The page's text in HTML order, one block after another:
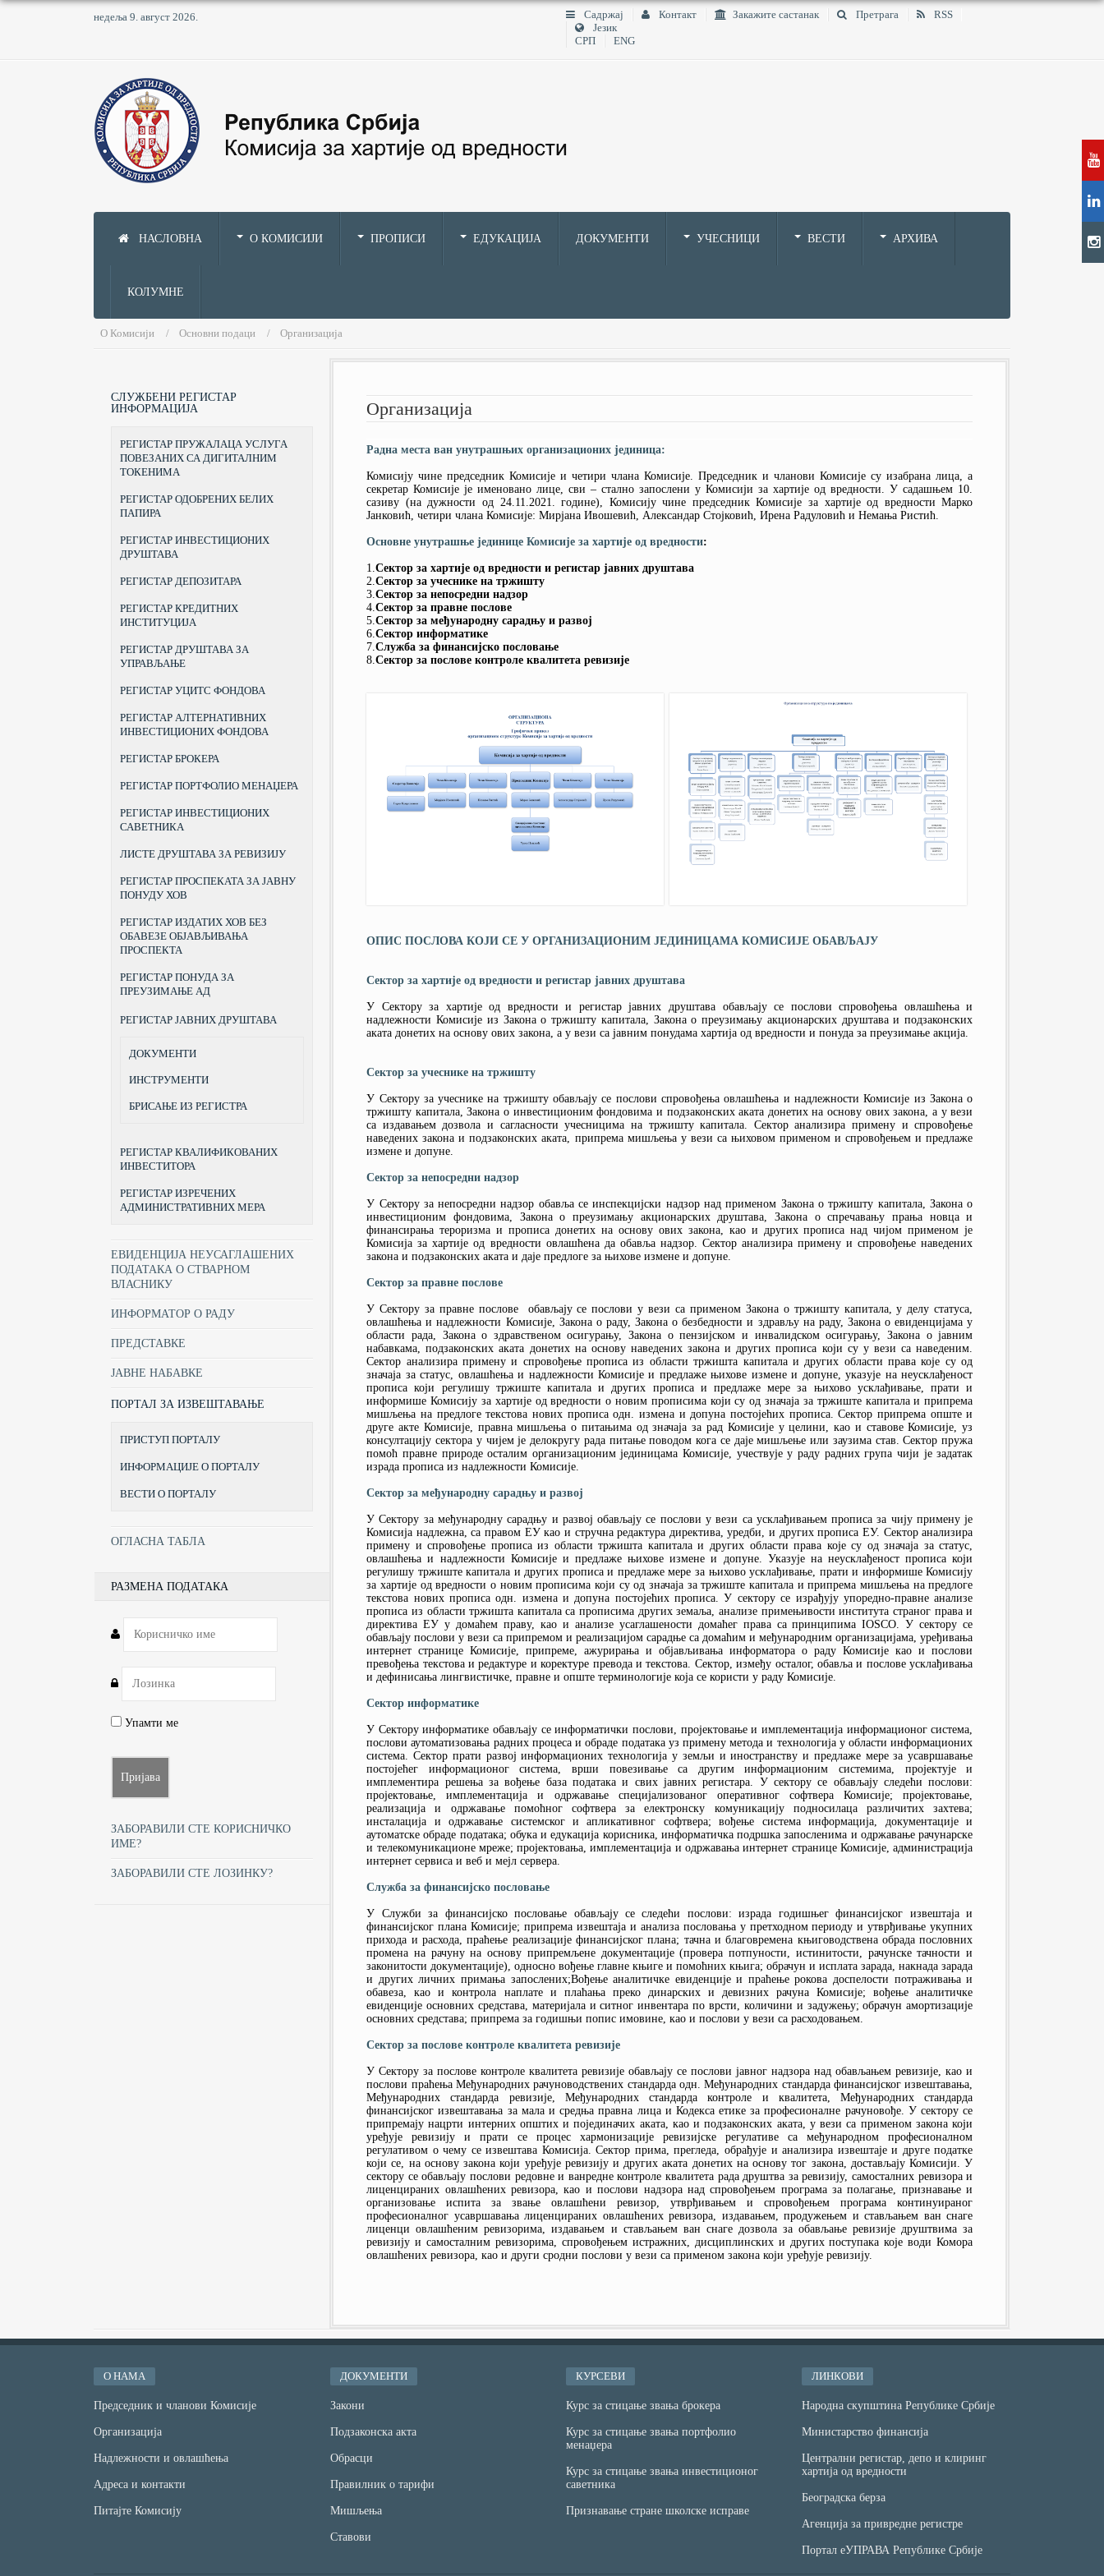
недеља 9. август 2026. Садржај Контакт Закажите састанак Претрага
RSS
Језик
СРП
ENG
НАСЛОВНА О КОМИСИЈИ
ОРГАНИЗАЦИЈА
КОМИСИЈЕ
САЗИВИ
ИСТОРИЈАТ
АДРЕСА И КОНТАКТИ
ПРАВИЛНИК О ПОСЛОВНОМ
ПОНАШАЊУ
СВИ АКТИ
МАНИВАЛ
ГЛОБАЛНИ ДОГОВОР УН У
СРБИЈИ
ПРОПИСИ
ПОДЗАКОНСКА АКТА
ОБРАСЦИ
ЈАВНЕ ОПОМЕНЕ
ЕДУКАЦИЈА
КУРС ЗА СТИЦАЊЕ ЗВАЊА
КУРС ЗА СТИЦАЊЕ ЗВАЊА
ИНВЕСТИЦИОНОГ САВЕТНИКА
ПРИЗНАВАЊЕ СТРАНЕ ШКОЛСКЕ
ПРАВИЛНИК О СТИЦАЊУ ЗВАЊА
И ДАВАЊУ ДОЗВОЛЕ ЗА
ИНВЕСТИЦИОНОГ САВЕТНИКА И
ПОРТФОЛИО МЕНАЏЕРА
КАКО ИЗБЕЋИ ПРЕВАРЕ?
ПРЕДСТАВКЕ
ПУБЛИКАЦИЈЕ
ДОКУМЕНТИ УЧЕСНИЦИ
ЦЕНТРАЛНИ РЕГИСТАР ХАРТИЈА
ОД ВРЕДНОСТИ
ДРУШТВА ЗА УПРАВЉАЊЕ
ИНВЕСТИЦИОНИМ ФОНДОВИМА
ВЕСТИ АРХИВА
КОЛУМНЕ
О Комисији Основни подаци Организација
Организација
Радна места ван унутрашњих организационих јединица:
Комисију чине председник Комисије и четири члана Комисије. Председник и чланови Комисије су изабрана лица, а
секретар Комисије је именовано лице, сви – стално запослени у Комисији за хартије од вредности. У садашњем 10.
сазиву (на дужности од 24.11.2021. године), Комисију чине председник Комисије за хартије од вредности Марко
Јанковић, четири члана Комисије: Мирјана Ивошевић, Александар Стојковић, Ирена Радуловић и Немања Ристић.
Основне унутрашње јединице Комисије за хартије од вредности:
1.Сектор за хартије од вредности и регистар јавних друштава
2.Сектор за учеснике на тржишту
3.Сектор за непосредни надзор
4.Сектор за правне послове
5.Сектор за међународну сарадњу и развој
6.Сектор информатике
7.Служба за финансијско пословање
8.Сектор за послове контроле квалитета ревизије
ОПИС ПОСЛОВА КОЈИ СЕ У ОРГАНИЗАЦИОНИМ ЈЕДИНИЦАМА КОМИСИЈЕ ОБАВЉАЈУ
Сектор за хартије од вредности и регистар јавних друштава
У Сектору за хартије од вредности и регистар јавних друштава обављају се послови спровођења овлашћења и
надлежности Комисије из Закона о тржишту капитала, Закона о преузимању акционарских друштава и подзаконских
аката донетих на основу ових закона, а у вези са јавним понудама хартија од вредности и понуда за преузимање акција.
Сектор за учеснике на тржишту
У Сектору за учеснике на тржишту обављају се послови спровођења овлашћења и надлежности Комисије из Закона о
тржишту капитала, Закона о инвестиционим фондовима и подзаконских аката донетих на основу ових закона, а у вези
са издавањем дозвола и сагласности учесницима на тржишту капитала. Сектор анализира примену и спровођење
наведених закона и подзаконских аката, припрема мишљења у вези са њиховом применом и спровођењем и предлаже
измене и допуне.
Сектор занепосреднинадзор
У Сектору за непосредни надзор обавља се инспекцијски надзор над применом Закона о тржишту капитала, Закона о
инвестиционим фондовима, Закона о преузимању акционарских друштава, Закона о спречавању прања новца и
финансирања тероризма и прописа донетих на основу ових закона, као и других прописа над чијом применом је
Комисија за хартије од вредности овлашћена да обавља надзор. Сектор анализира примену и спровођење наведених
закона и подзаконских аката и даје предлоге за њихове измене и допуне.
Сектор за правне послове
У Сектору за правне послове обављају се послови у вези са применом Закона о тржишту капитала, у делу статуса,
овлашћења и надлежности Комисије, Закона о раду, Закона о безбедности и здрављу на раду, Закона о евиденцијама у
области рада, Закона о здравственом осигурању, Закона о пензијском и инвалидском осигурању, Закона о јавним
набавкама, подзаконских аката донетих на основу наведених закона и других прописа који су у вези са наведеним.
Сектор анализира примену и спровођење прописа из области тржишта капитала и других области права које су од
значаја за статус, овлашћења и надлежности Комисије и предлаже њихове измене и допуне, указује на неусклађеност
прописа који регулишу тржиште капитала и других прописа и предлаже мере за њихово усклађивање, прати и
информише Комисију за хартије од вредности о новим прописима који су од значаја за тржиште капитала и припрема
мишљења на предлоге текстова нових прописа одн. измена и допуна постојећих прописа. Сектор припрема опште и
друге акте Комисије, правна мишљења о питањима од значаја за рад Комисије у целини, као и ставове Комисије, уз
консултацију сектора у чијем је делокругу рада питање поводом кога се даје мишљење или заузима став. Сектор пружа
помоћ правне природе осталим организационим јединицама Комисије, учествује у раду радних група чији је задатак
израда прописа из надлежности Комисије.
Сектор за међународну сарадњу и развој
У Сектору за међународну сарадњу и развој обављају се послови у вези са усклађивањем прописа за чију примену је
Комисија надлежна, са правом ЕУ као и стручна редактура директива, уредби, и других прописа ЕУ. Сектор анализира
примену и спровођење прописа из области тржишта капитала и других области права које су од значаја за статус,
овлашћења и надлежности Комисије и предлаже њихове измене и допуне. Указује на неусклађеност прописа који
регулишу тржиште капитала и других прописа и предлаже мере за њихово усклађивање, прати и информише Комисију
за хартије од вредности о новим прописима који су од значаја за тржиште капитала и припрема мишљења на предлоге
текстова нових прописа одн. измена и допуна постојећих прописа. У сектору се израђују упоредно-правне анализе
прописа из области тржишта капитала са прописима других земаља, анализе примењивости института страног права и
директива ЕУ у домаћем праву, као и анализе усаглашености домаћег права са принципима IOSCO. У сектору се
обављају послови у вези са припремом и реализацијом сарадње са домаћим и међународним организацијама, уређивања
интернет странице Комисије, припреме, ажурирања и објављивања информатора о раду Комисије као и послови
превођења текстова и редактуре и коректуре превода и текстова. Сектор, између осталог, обавља и послове усклађивања
и дефинисања лингвистичке, правне и опште терминологије која се користи у раду Комисије.
Сектор информатике
У Сектору информатике обављају се информатички послови, пројектовање и имплементација информационог система,
послови аутоматизовања радних процеса и обраде података уз примену метода и технологија у области информационих
система. Сектор прати развој информационих технологија у земљи и иностранству и предлаже мере за усавршавање
постојећег информационог система, врши повезивање са другим информационим системима, пројектује и
имплементира решења за вођење база података и свих јавних регистара. У сектору се обављају следећи послови:
пројектовање, имплементација и одржавање специјализованог оперативног софтвера Комисије; пројектовање,
реализација и одржавање помоћног софтвера за електронску комуникацију подносилаца различитих захтева;
инсталација и одржавање системског и апликативног софтвера; вођење система информација, документације и
аутоматске обраде података; обука и едукација корисника, информатичка подршка запосленима и одржавање рачунарске
и телекомуникационе мреже; пројектовања, имплементација и одржавања интернет странице Комисије, администрација
интернет сервиса и веб и мејл сервера.
Служба за финансијско пословање
У Служби за финансијско пословање обављају се следећи послови: израда годишњег финансијског извештаја и
финансијског плана Комисије; припрема извештаја и анализа пословања у претходном периоду и утврђивање укупних
прихода и расхода, праћење реализације финансијског плана; тачна и благовремена књиговодствена обрада пословних
промена на рачуну на основу припремљене документације (провера потпуности, истинитости, рачунске тачности и
законитости документације), односно вођење главне књиге и помоћних књига; обрачун и исплата зарада, накнада зарада
и других личних примања запослених;Вођење аналитичке евиденције и праћење рокова доспелости потраживања и
обавеза, као и контрола наплате и плаћања преко динарских и девизних рачуна Комисије; вођење аналитичке
евиденције основних средстава, материјала и ситног инвентара по врсти, количини и задужењу; обрачун амортизације
основних средстава; припрема за годишњи попис имовине, као и послови у вези са расходовањем.
Сектор за послове контроле квалитета ревизије
У Сектору за послове контроле квалитета ревизије обављају се послови јавног надзора над обављањем ревизије, као и
послови праћења Међународних рачуноводствених стандарда одн. Међународних стандарда финансијског извештавања,
Међународних стандарда ревизије, Међународних стандарда контроле и квалитета, Међународних стандарда
финансијског извештавања за мала и средња правна лица и Кодекса етике за професионалне рачуновође. У сектору се
припремају нацрти интерних општих и појединачих аката, као и подзаконских аката, у вези са применом закона који
уређује ревизију и прати се процес хармонизације ревизијске регулативе са међународном професионалном
регулативом о чему се извештава Комисија. Сектор прима, прегледа, обрађујe и анализира извештаје и друге податке
који се, на основу закона који уређује ревизију и других аката донетих на основу тог закона, достављају Комисији. У
сектору се обављају послови редовне и ванредне контроле квалитета рада друштва за ревизију, самосталних ревизора и
лиценцираних овлашћених ревизора, као и послови надзора над спровођењем програма за полагање, признавање и
организовање испита за звање овлашћени ревизор, утврђивањем и спровођењем програма континуираног
професионалног усавршавања лиценцираних овлашћених ревизора, издавањем, продужењем и стављањем ван снаге
лиценци овлашћеним ревизорима, издавањем и стављањем ван снаге дозвола за обављање ревизије друштвима за
ревизију и самосталним ревизорима, спровођењем истражних, дисциплинских и других поступака које води Комора
овлашћених ревизора, као и други сродни послови у вези са применом закона који уређује ревизију.
СЛУЖБЕНИ РЕГИСТАР
ИНФОРМАЦИЈА
РЕГИСТАР ПРУЖАЛАЦА УСЛУГА
ПОВЕЗАНИХ СА ДИГИТАЛНИМ
ТОКЕНИМА
РЕГИСТАР ОДОБРЕНИХ БЕЛИХ
ПАПИРА
РЕГИСТАР ИНВЕСТИЦИОНИХ
ДРУШТАВА
РЕГИСТАР ДЕПОЗИТАРА
РЕГИСТАР КРЕДИТНИХ
ИНСТИТУЦИЈА
РЕГИСТАР ДРУШТАВА ЗА
УПРАВЉАЊЕ
РЕГИСТАР УЦИТС ФОНДОВА
РЕГИСТАР АЛТЕРНАТИВНИХ
ИНВЕСТИЦИОНИХ ФОНДОВА
РЕГИСТАР БРОКЕРА
РЕГИСТАР ПОРТФОЛИО МЕНАЏЕРА
РЕГИСТАР ИНВЕСТИЦИОНИХ
САВЕТНИКА
ЛИСТЕ ДРУШТАВА ЗА РЕВИЗИЈУ
РЕГИСТАР ПРОСПЕКАТА ЗА ЈАВНУ
ПОНУДУ ХОВ
РЕГИСТАР ИЗДАТИХ ХОВ БЕЗ
ОБАВЕЗЕ ОБЈАВЉИВАЊА
ПРОСПЕКТА
РЕГИСТАР ПОНУДА ЗА
ПРЕУЗИМАЊЕ АД
РЕГИСТАР ЈАВНИХ ДРУШТАВА
ДОКУМЕНТИ
ИНСТРУМЕНТИ
БРИСАЊЕ ИЗ РЕГИСТРА
РЕГИСТАР КВАЛИФИКОВАНИХ
ИНВЕСТИТОРА
РЕГИСТАР ИЗРЕЧЕНИХ
АДМИНИСТРАТИВНИХ МЕРА
ЕВИДЕНЦИЈА НЕУСАГЛАШЕНИХ
ПОДАТАКА О СТВАРНОМ
ВЛАСНИКУ
ИНФОРМАТОР О РАДУ
ПРЕДСТАВКЕ
ЈАВНЕ НАБАВКЕ
ПОРТАЛ ЗА ИЗВЕШТАВАЊЕ
ПРИСТУП ПОРТАЛУ
ИНФОРМАЦИЈЕ О ПОРТАЛУ
ВЕСТИ О ПОРТАЛУ
ОГЛАСНА ТАБЛА
РАЗМЕНА ПОДАТАКА
Упамти ме
ЗАБОРАВИЛИ СТЕ КОРИСНИЧКО
ИМЕ?
ЗАБОРАВИЛИ СТЕ ЛОЗИНКУ?
О НАМА
Председник и чланови Комисије
Организација
Надлежности и овлашћења
Адреса и контакти
Питајте Комисију
ДОКУМЕНТИ
Закони
Подзаконска акта
Обрасци
Правилник о тарифи
Мишљења
Ставови
КУРСЕВИ
Курс за стицање звања брокера
Курс за стицање звања портфолио
менаџера
Курс за стицање звања инвестиционог
саветника
Признавање стране школске исправе
ЛИНКОВИ
Народна скупштина Републике Србије
Министарство финансијa
Централни регистар, депо и клиринг
хартија од вредности
Београдска берза
Агенција за привредне регистре
Портал еУПРАВА Републике Србије